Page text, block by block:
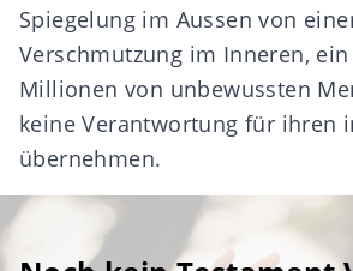
Spiegelung im Aussen von
Verschmutzung im Inneren,
Millionen von unbewussten
keine Verantwortung für ihren
übernehmen.